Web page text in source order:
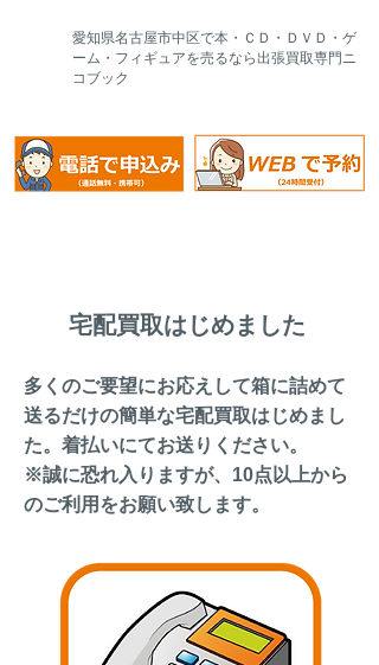
​愛知県名古屋市中区で本・ＣＤ・ＤＶＤ・ゲ
ーム・フィギュアを売るなら出張買取専門ニ
コブック
​宅配買取はじめました
多くのご要望にお応えして箱に詰めて
送るだけの簡単な宅配買取はじめまし
た。着払いにてお送りください。
​※誠に恐れ入りますが、10点以上から
のご利用をお願い致します。